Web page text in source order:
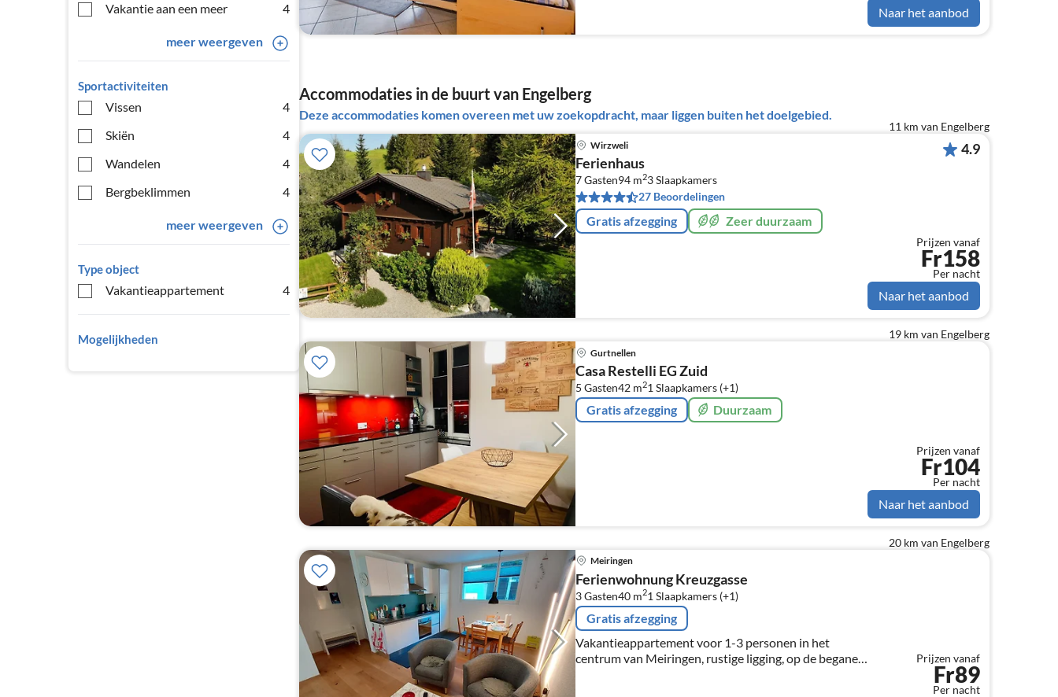
Vakantie aan een meer
4
meer weergeven
Sportactiviteiten
Vissen
4
Skiën
4
Wandelen
4
Bergbeklimmen
4
meer weergeven
Type object
Vakantieappartement 4
Mogelijkheden
Naar het aanbod
Accommodaties in de buurt van Engelberg
Deze accommodaties komen overeen met uw zoekopdracht, maar liggen buiten het doelgebied.
11 km van Engelberg
Wirzweli
Ferienhaus
7 Gasten94 m23Slaapkamers
27 Beoordelingen
Gratis afzegging Zeer duurzaam
4.9
Prijzen vanaf
Fr158
Per nacht
Naar het aanbod
19 km van Engelberg
Gurtnellen
Casa Restelli EG Zuid
5 Gasten42 m21Slaapkamers (+1)
Gratis afzegging Duurzaam
Prijzen vanaf
Fr104
Per nacht
Naar het aanbod
20 km van Engelberg
Meiringen
Ferienwohnung Kreuzgasse
3 Gasten40 m21 Slaapkamers (+1)
Gratis afzegging
Vakantieappartement voor 1-3 personen in het
centrum van Meiringen, rustige ligging, op de begane
Prijzen vanaf
Fr89
Per nacht